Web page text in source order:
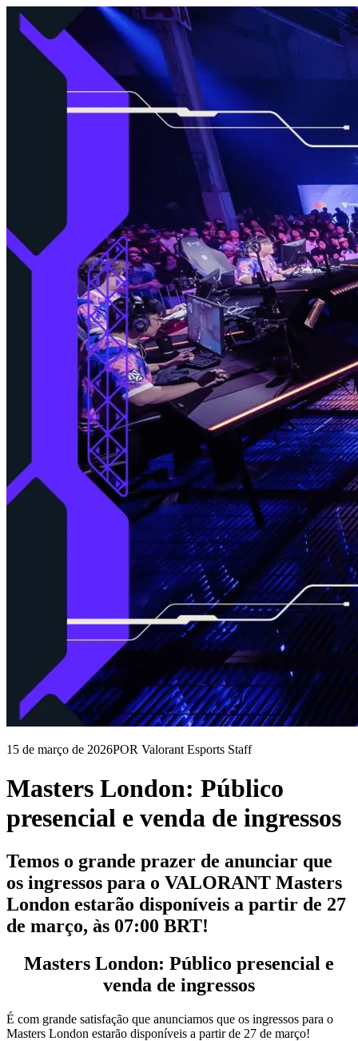
15 de março de 2026POR Valorant Esports Staff
Masters London: Público
presencial e venda de ingressos
Temos o grande prazer de anunciar que
os ingressos para o VALORANT Masters
London estarão disponíveis a partir de 27
de março, às 07:00 BRT!
Masters London: Público presencial e
venda de ingressos
É com grande satisfação que anunciamos que os ingressos para o
Masters London estarão disponíveis a partir de 27 de março!